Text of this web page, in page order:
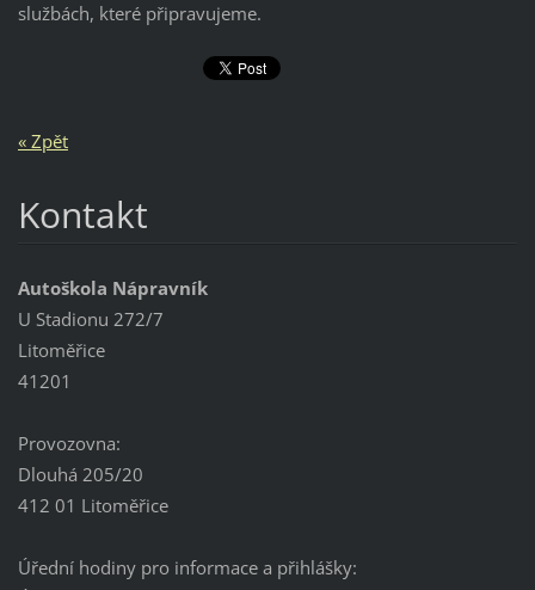
službách, které připravujeme.
« Zpět
Kontakt
Autoškola Nápravník
U Stadionu 272/7
Litoměřice
41201
Provozovna:
Dlouhá 205/20
412 01 Litoměřice
Úřední hodiny pro informace a přihlášky: